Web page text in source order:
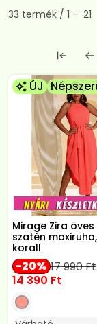
Összes termék a
33 termék 1 21
ÚJ
Mirage Zira öves
szatén
korall
20 17 990Ft
14 390 Ft